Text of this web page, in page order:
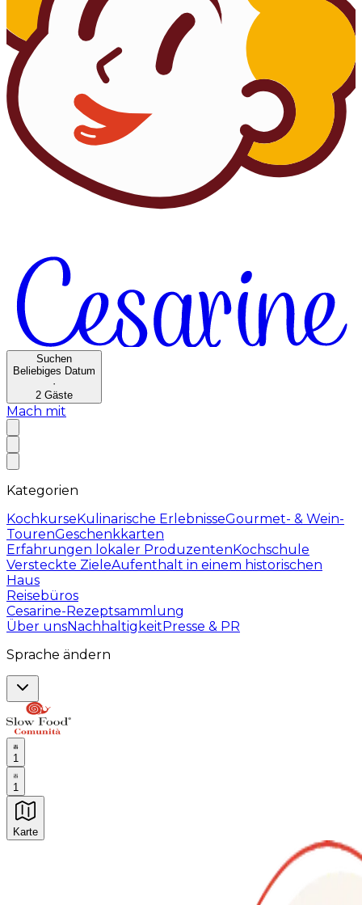
Suchen
Beliebiges Datum
·
2 Gäste
Mach mit
Kategorien
KochkurseKulinarische ErlebnisseGourmet- & Wein-
TourenGeschenkkarten
Erfahrungen lokaler ProduzentenKochschule
Versteckte ZieleAufenthalt in einem historischen
Haus
Reisebüros
Cesarine-Rezeptsammlung
Über unsNachhaltigkeitPresse & PR
Sprache ändern
1
1
Karte
Unvergessliche kulinarische Erlebnisse: